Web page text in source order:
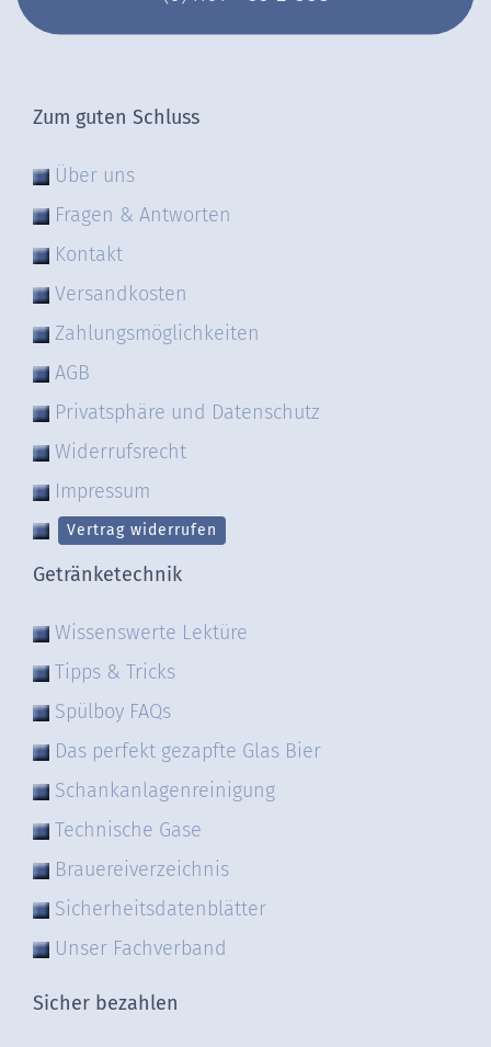
Zum guten Schluss
Über uns
Fragen & Antworten
Kontakt
Versandkosten
Zahlungsmöglichkeiten
AGB
Privatsphäre und Datenschutz
Widerrufsrecht
Impressum
Vertrag widerrufen
Getränketechnik
Wissenswerte Lektüre
Tipps & Tricks
Spülboy FAQs
Das perfekt gezapfte Glas Bier
Schankanlagenreinigung
Technische Gase
Brauereiverzeichnis
Sicherheitsdatenblätter
Unser Fachverband
Sicher bezahlen